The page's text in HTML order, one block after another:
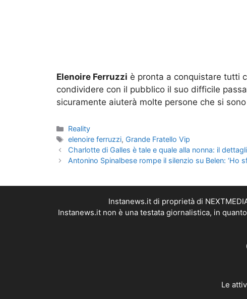
Elenoire Ferruzzi è pronta a conquistare tutti
condividere con il pubblico il suo difficile
sicuramente aiuterà molte persone che si
Tag
elenoire ferruzzi
Charlotte di Galles è tale e quale alla nonna: il
Antonino Spinalbese rompe il silenzio su Belen: ‘Ho
Instanews.it di proprietà di
Instanews.it non è una testata giornalistica, in